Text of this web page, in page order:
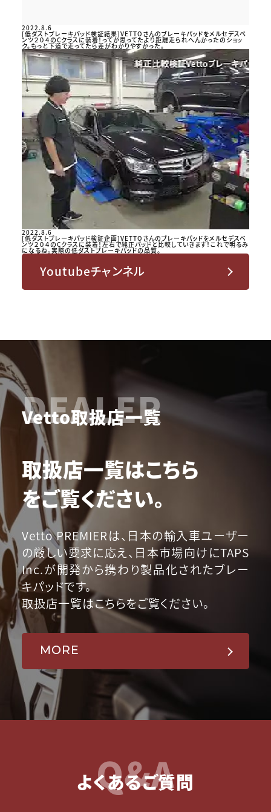
2022.8.6
[低ダストブレーキパッド検証結果]VETTOさんのブレーキパッドをメルセデスベ
ンツ２０４のCクラスに装着！ってか思ってたより距離走られへんかったのショッ
ク。もっと下道で走ってたら差がわかりやすかった。
2022.8.6
[低ダストブレーキパッド検証企画]VETTOさんのブレーキパッドをメルセデスベ
ンツ２０４のCクラスに装着！左右で純正パッドと比較していきます！これで明るみ
になるね。実際の低ダストブレーキパッドの品質。
Youtubeチャンネル
DEALER
Vetto取扱店一覧
取扱店一覧はこちら
をご覧ください。
Vetto PREMIERは、日本の輸入車ユーザー
の厳しい要求に応え、日本市場向けにTAPS
Inc.が開発から携わり製品化されたブレー
キパッドです。
取扱店一覧はこちらをご覧ください。
MORE
Q&A
よくあるご質問